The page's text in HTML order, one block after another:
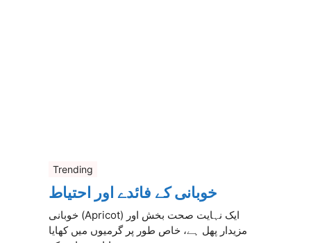
Trending
خوبانی کے فائدے اور احتیاط
خوبانی (Apricot) ایک نہایت صحت بخش اور
مزیدار پھل ہے، خاص طور پر گرمیوں میں کھایا